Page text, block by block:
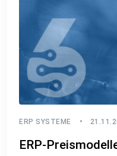
ERP SYSTEME
ERP-